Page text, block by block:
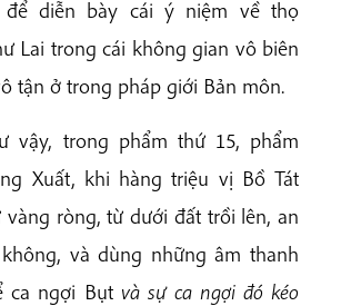
để diễn bày cái ý niệm về thọ
Lai trong cái không gian vô biên
tận ở trong pháp giới Bản môn.
vậy, trong phẩm thứ 15, phẩm
Xuất, khi hàng triệu vị Bồ Tát
ròng, từ dưới đất trồi lên, an
và dùng những âm thanh
ca ngợi Bụt và sự ca ngợi đó kéo